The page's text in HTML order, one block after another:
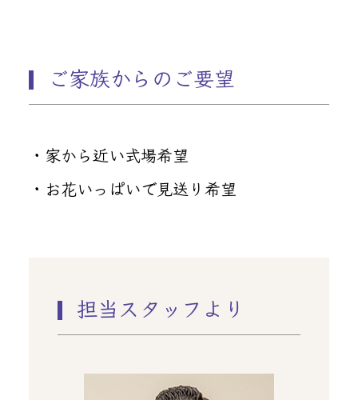
ご家族からのご要望
・家から近い式場希望
・お花いっぱいで見送り希望
担当スタッフより